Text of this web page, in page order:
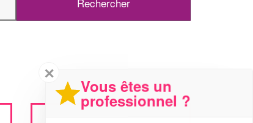
✕
Vous êtes un
professionnel ?